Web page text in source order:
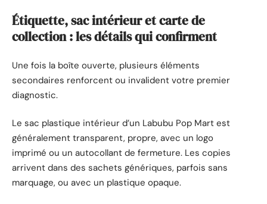
Étiquette, sac intérieur et carte de
collection : les détails qui confirment
Une fois la boîte ouverte, plusieurs éléments
secondaires renforcent ou invalident votre premier
diagnostic.
Le sac plastique intérieur d’un Labubu Pop Mart est
généralement transparent, propre, avec un logo
imprimé ou un autocollant de fermeture. Les copies
arrivent dans des sachets génériques, parfois sans
marquage, ou avec un plastique opaque.